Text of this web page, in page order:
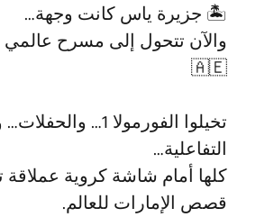
🏝️ جزيرة ياس كانت وجهة…
والآن تتحول إلى مسرح عالمي
🇦🇪
تخيلوا الفورمولا 1…
التفاعلية…
كلها أمام شاشة كروية
قصص الإمارات للعالم.